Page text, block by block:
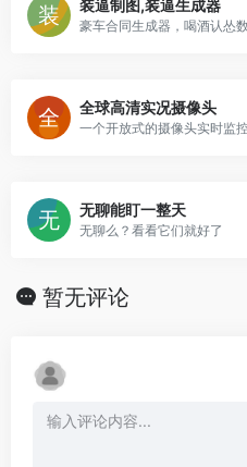
装逼制图,装逼生成器
全球高清实况摄像头
无聊能盯一整天
无聊么？看看它们就好了
暂无评论